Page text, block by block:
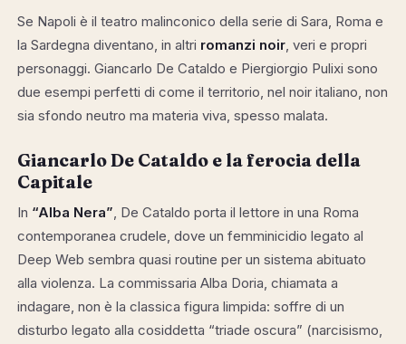
Se Napoli è il teatro malinconico della serie di Sara, Roma e
la Sardegna diventano, in altri romanzi noir, veri e propri
personaggi. Giancarlo De Cataldo e Piergiorgio Pulixi sono
due esempi perfetti di come il territorio, nel noir italiano, non
sia sfondo neutro ma materia viva, spesso malata.
Giancarlo De Cataldo e la ferocia della
Capitale
In “Alba Nera”, De Cataldo porta il lettore in una Roma
contemporanea crudele, dove un femminicidio legato al
Deep Web sembra quasi routine per un sistema abituato
alla violenza. La commissaria Alba Doria, chiamata a
indagare, non è la classica figura limpida: soffre di un
disturbo legato alla cosiddetta “triade oscura” (narcisismo,